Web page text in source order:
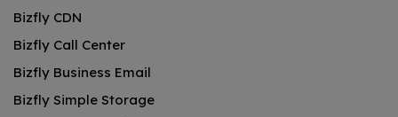
Bizfly CDN
Bizfly Call Center
Bizfly Business Email
Bizfly Simple Storage